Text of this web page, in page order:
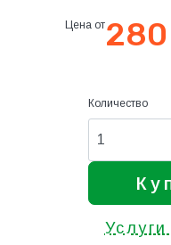
Цена от280
Количество